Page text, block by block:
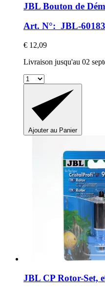
JBL Bouton de
Art. N°: JBL-
€ 12,09
Livraison jusqu'au 02
Ajouter au Panier
JBL CP Rotor-​Set,